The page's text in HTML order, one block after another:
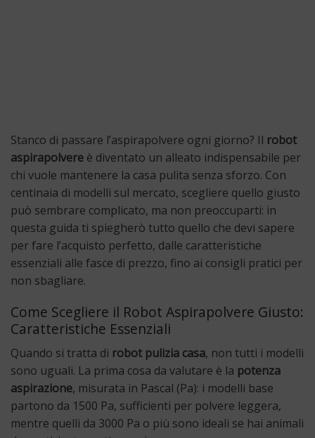
Stanco di passare l’aspirapolvere ogni giorno? Il robot
aspirapolvere è diventato un alleato indispensabile per
chi vuole mantenere la casa pulita senza sforzo. Con
centinaia di modelli sul mercato, scegliere quello giusto
può sembrare complicato, ma non preoccuparti: in
questa guida ti spiegherò tutto quello che devi sapere
per fare l’acquisto perfetto, dalle caratteristiche
essenziali alle fasce di prezzo, fino ai consigli pratici per
non sbagliare.
Come Scegliere il Robot Aspirapolvere Giusto:
Caratteristiche Essenziali
Quando si tratta di robot pulizia casa, non tutti i modelli
sono uguali. La prima cosa da valutare è la potenza
aspirazione, misurata in Pascal (Pa): i modelli base
partono da 1500 Pa, sufficienti per polvere leggera,
mentre quelli da 3000 Pa o più sono ideali se hai animali